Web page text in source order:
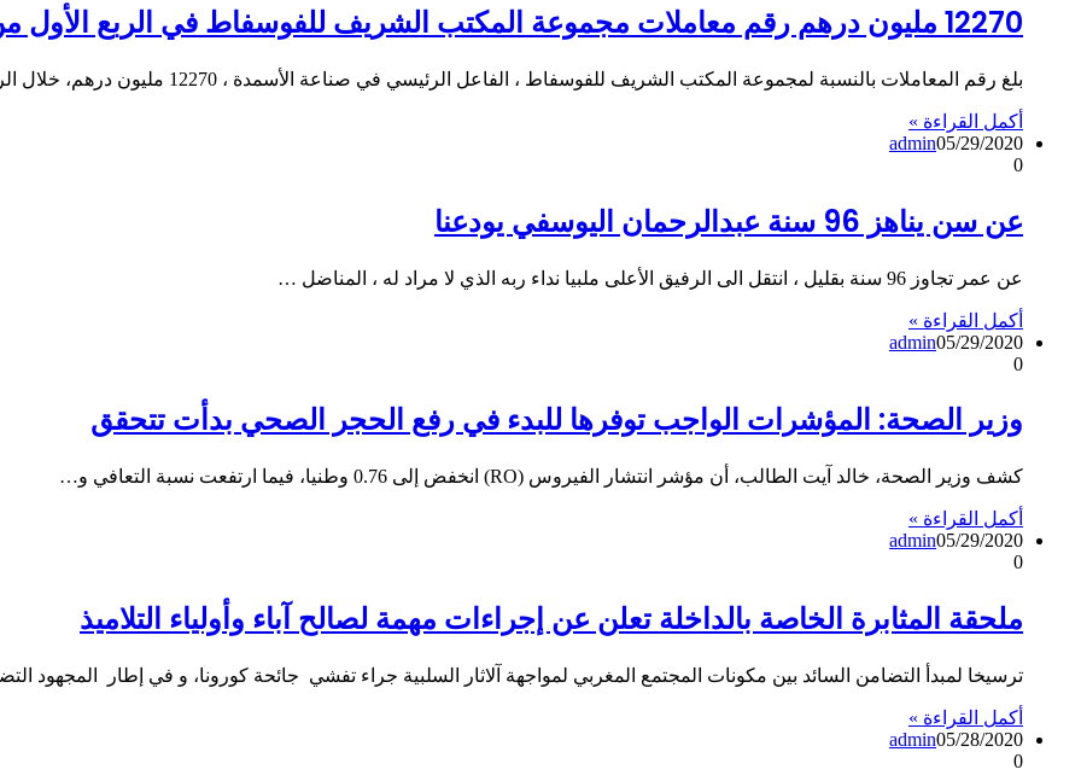
12270 مليون درهم رقم معاملات مجموعة المكتب الشريف للفوسفاط في الربع الأول من العام الجاري
بلغ رقم المعاملات بالنسبة لمجموعة المكتب الشريف للفوسفاط ، الفاعل الرئيسي في صناعة الأسمدة ، 12270 مليون درهم، خلال الربع…
أكمل القراءة »
admin05/29/2020
0
عن سن يناهز 96 سنة عبدالرحمان اليوسفي يودعنا
عن عمر تجاوز 96 سنة بقليل ، انتقل الى الرفيق الأعلى ملبيا نداء ربه الذي لا مراد له ، المناضل …
أكمل القراءة »
admin05/29/2020
0
وزير الصحة: المؤشرات الواجب توفرها للبدء في رفع الحجر الصحي بدأت تتحقق
كشف وزير الصحة، خالد آيت الطالب، أن مؤشر انتشار الفيروس (RO) انخفض إلى 0.76 وطنيا، فيما ارتفعت نسبة التعافي و…
أكمل القراءة »
admin05/29/2020
0
ملحقة المثابرة الخاصة بالداخلة تعلن عن إجراءات مهمة لصالح آباء وأولياء التلاميذ
ترسيخا لمبدأ التضامن السائد بين مكونات المجتمع المغربي لمواجهة آلاثار السلبية جراء تفشي جائحة كورونا، و في إطار المجهود
أكمل القراءة »
admin05/28/2020
0